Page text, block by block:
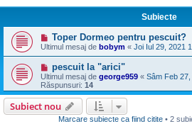
Subiecte
Toper Dormeo pentru pescuit?
Ultimul mesaj de bobym « Joi Iul 29, 2021
pescuit la "arici"
Ultimul mesaj de george959 « Sâm Feb
Răspunsuri: 14
Subiect nou
Marcare subiecte ca fiind citite• 2